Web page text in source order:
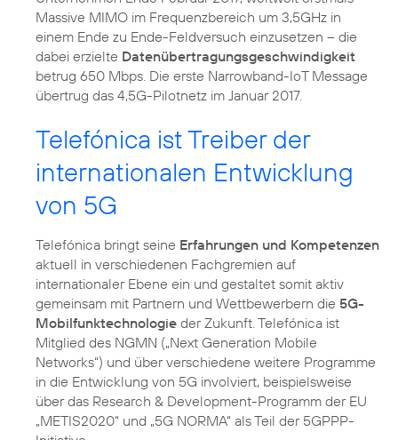
Massive MIMO im Frequenzbereich um 3,5GHz in
einem Ende zu Ende-Feldversuch einzusetzen – die
dabei erzielte Datenübertragungsgeschwindigkeit
betrug 650 Mbps. Die erste Narrowband-IoT Message
übertrug das 4,5G-Pilotnetz im Januar 2017.
Telefónica ist Treiber der
internationalen Entwicklung
von 5G
Telefónica bringt seine Erfahrungen und Kompetenzen
aktuell in verschiedenen Fachgremien auf
internationaler Ebene ein und gestaltet somit aktiv
gemeinsam mit Partnern und Wettbewerbern die 5G-
Mobilfunktechnologie der Zukunft. Telefónica ist
Mitglied des NGMN („Next Generation Mobile
Networks“) und über verschiedene weitere Programme
in die Entwicklung von 5G involviert, beispielsweise
über das Research & Development-Programm der EU
„METIS2020“ und „5G NORMA“ als Teil der 5GPPP-